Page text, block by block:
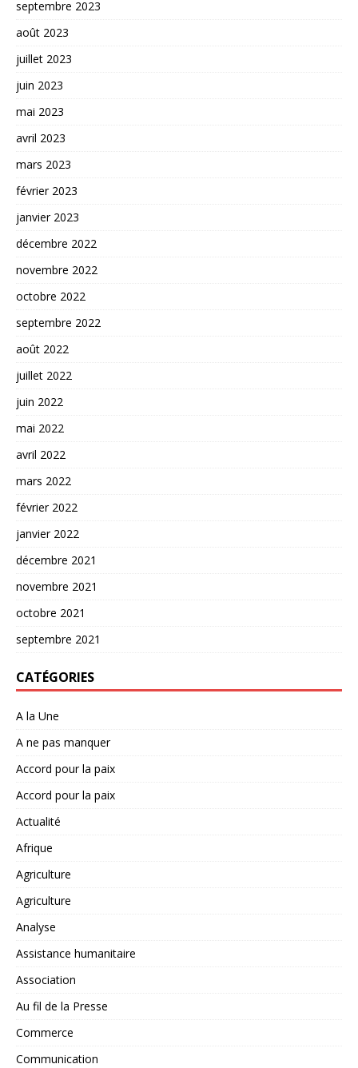
septembre 2023
août 2023
juillet 2023
juin 2023
mai 2023
avril 2023
mars 2023
février 2023
janvier 2023
décembre 2022
novembre 2022
octobre 2022
septembre 2022
août 2022
juillet 2022
juin 2022
mai 2022
avril 2022
mars 2022
février 2022
janvier 2022
décembre 2021
novembre 2021
octobre 2021
septembre 2021
CATÉGORIES
A la Une
A ne pas manquer
Accord pour la paix
Accord pour la paix
Actualité
Afrique
Agriculture
Agriculture
Analyse
Assistance humanitaire
Association
Au fil de la Presse
Commerce
Communication